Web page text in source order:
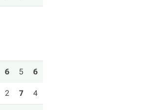
6 5 6
2 7 4